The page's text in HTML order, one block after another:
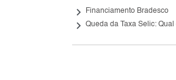
keyboard_arrow_right Financiamento Bradesco
keyboard_arrow_right Queda da Taxa Selic: